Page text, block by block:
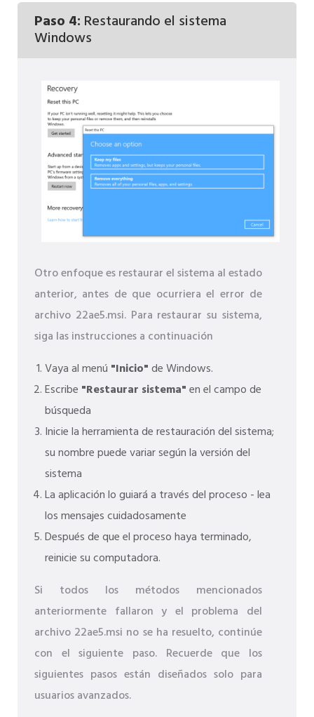
Paso 4: Restaurando el sistema
Windows
Otro enfoque es restaurar el sistema al estado
anterior, antes de que ocurriera el error de
archivo 22ae5.msi. Para restaurar su sistema,
siga las instrucciones a continuación
Vaya al menú "Inicio"de Windows.
Escribe "Restaurar sistema"en el campo de
búsqueda
Inicie la herramienta de restauración del sistema;
su nombre puede variar según la versión del
sistema
La aplicación lo guiará a través del proceso - lea
los mensajes cuidadosamente
Después de que el proceso haya terminado,
reinicie su computadora.
Si todos los métodos mencionados
anteriormente fallaron y el problema del
archivo 22ae5.msi no se ha resuelto, continúe
con el siguiente paso. Recuerde que los
siguientes pasos están diseñados solo para
usuarios avanzados.